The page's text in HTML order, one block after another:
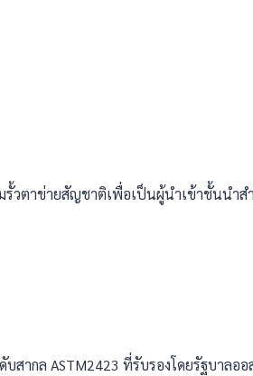
ตาข่ายสัญชาติเพื่อเป็นผู้นำเข้าชั้นนำส
กล ASTM2423 ที่รับรองโดยรัฐบาลอ